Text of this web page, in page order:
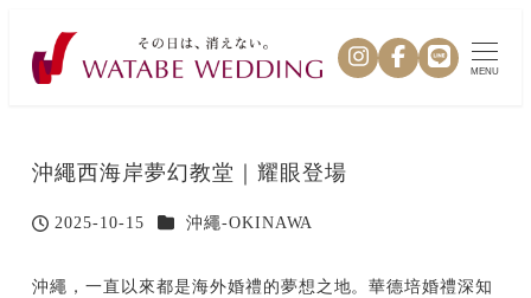
MENU
沖繩西海岸夢幻教堂｜耀眼登場
投稿日
2025-10-15 カテゴリー
沖繩-OKINAWA
沖繩，一直以來都是海外婚禮的夢想之地。華德培婚禮深知